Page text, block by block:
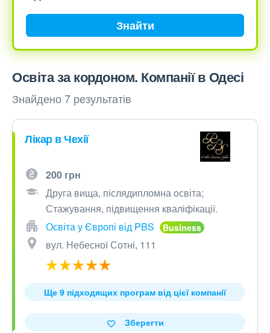
Знайти
Освіта за кордоном. Компанії в Одесі
Знайдено 7 результатів
Лікар в Чехії
200 грн
Друга вища, післядипломна освіта;
Стажування, підвищення кваліфікації.
Освіта у Європі від PBS
вул. Небесної Сотні, 111
Ще 9 підходящих програм від цієї компанії
Зберегти